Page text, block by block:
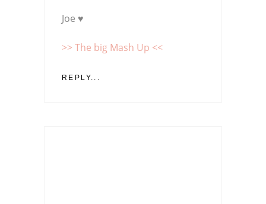
Joe ♥
>> The big Mash Up <<
REPLY...